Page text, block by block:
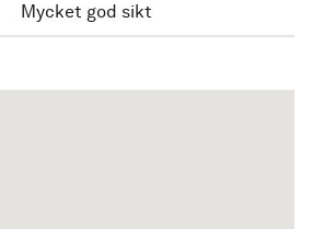
Mycket god sikt